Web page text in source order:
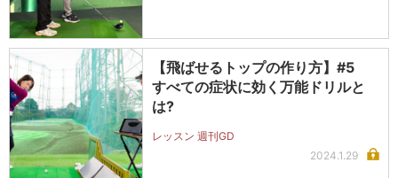
【飛ばせるトップの作り方】#5
すべての症状に効く万能ドリルと
は?
レッスン 週刊GD
2024.1.29